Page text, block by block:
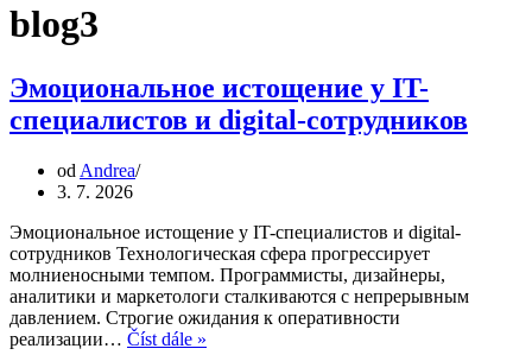
blog3
Эмоциональное истощение у IT-
специалистов и digital-сотрудников
od Andrea
3. 7. 2026
Эмоциональное истощение у IT-специалистов и digital-
сотрудников Технологическая сфера прогрессирует
молниеносными темпом. Программисты, дизайнеры,
аналитики и маркетологи сталкиваются с непрерывным
давлением. Строгие ожидания к оперативности
реализации… Číst dále »